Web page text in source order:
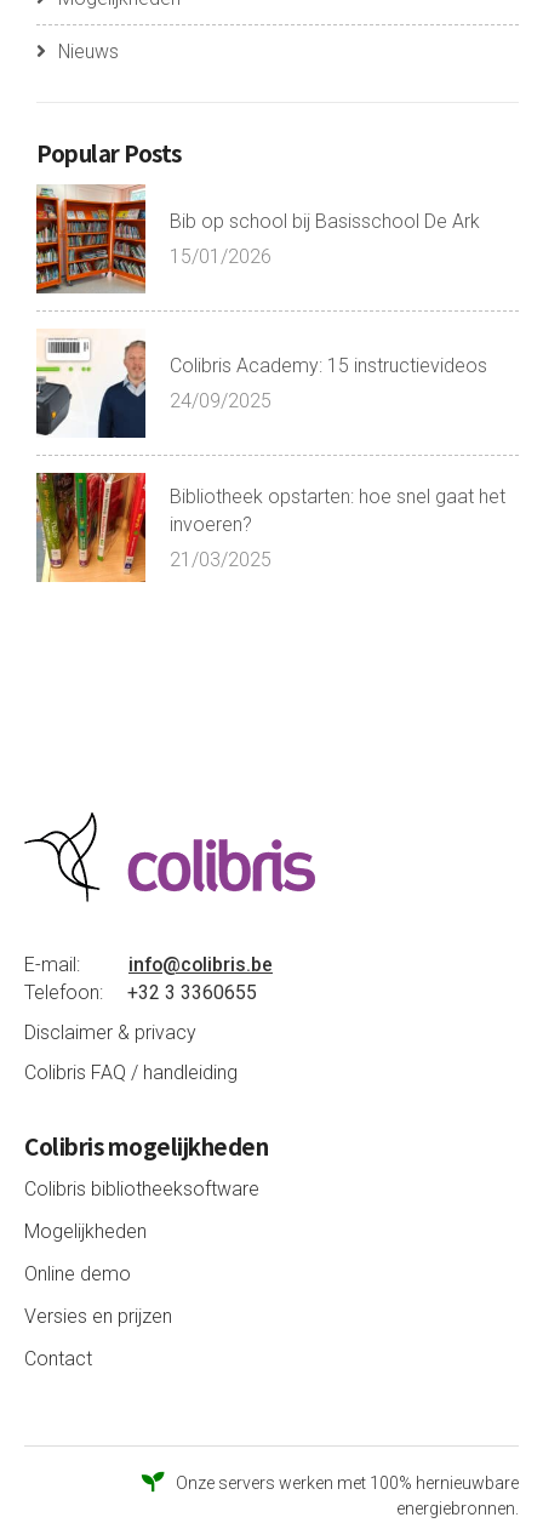
Nieuws
Popular Posts
Bib op school bij Basisschool De Ark
15/01/2026
Colibris Academy: 15 instructievideos
24/09/2025
Bibliotheek opstarten: hoe snel gaat het
invoeren?
21/03/2025
E-mail: info@colibris.be
Telefoon: +32 3 3360655
Disclaimer & privacy
Colibris FAQ / handleiding
Colibris mogelijkheden
Colibris bibliotheeksoftware
Mogelijkheden
Online demo
Versies en prijzen
Contact
Onze servers werken met 100% hernieuwbare
energiebronnen.